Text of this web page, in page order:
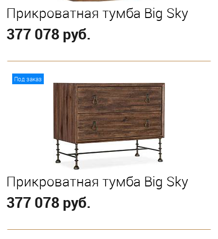
Прикроватная тумба Big Sky
377 078 руб.
Под заказ
Прикроватная тумба Big Sky
377 078 руб.